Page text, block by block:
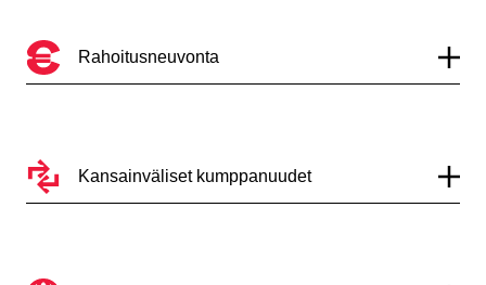
Rahoitusneuvonta
Kansainväliset kumppanuudet